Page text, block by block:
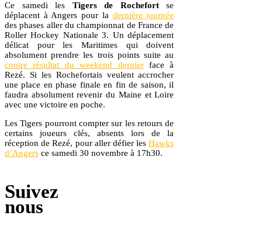
Ce samedi les Tigers de Rochefortse
déplacent à Angers pour la dernière journée
des phases aller du championnat de France de
Roller Hockey Nationale 3. Un déplacement
délicat pour les Maritimes qui doivent
absolument prendre les trois points suite au
contre résultat du weekend dernierface à
Rezé. Si les Rochefortais veulent accrocher
une place en phase finale en fin de saison, il
faudra absolument revenir du Maine et Loire
avec une victoire en poche.
Les Tigers pourront compter sur les retours de
certains joueurs clés, absents lors de la
réception de Rezé, pour aller défier lesHawks
d’Angers ce samedi 30 novembre à 17h30.
Suivez
nous